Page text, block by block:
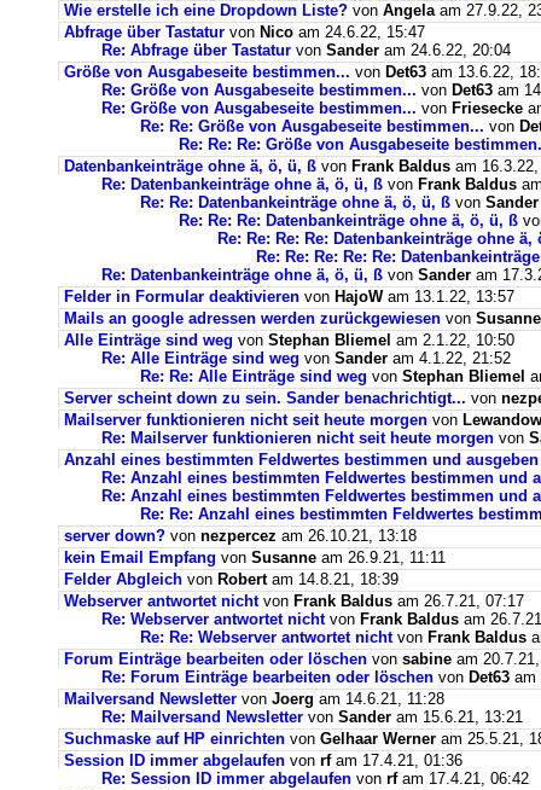
Wie erstelle ich eine Dropdown Liste? von Angela am 27.9.22,
Abfrage über Tastatur von Nico am 24.6.22, 15:47
Re: Abfrage über Tastatur von Sander am 24.6.22, 20:04
Größe von Ausgabeseite bestimmen... von Det63 am 13.6.22,
Re: Größe von Ausgabeseite bestimmen... von Det63 am
Re: Größe von Ausgabeseite bestimmen... von Friesecke
Re: Re: Größe von Ausgabeseite bestimmen... von
Re: Re: Re: Größe von Ausgabeseite
Datenbankeinträge ohne ä, ö, ü, ß von Frank Baldus am
Re: Datenbankeinträge ohne ä, ö, ü, ß von Frank Baldus
Re: Re: Datenbankeinträge ohne ä, ö, ü, ß von Sander
Re: Re: Re: Datenbankeinträge ohne ä, ö, ü, ß
Re: Re: Re: Re: Datenbankeinträge ohne ä,
Re: Re: Re: Re: Re:
Re: Datenbankeinträge ohne ä, ö, ü, ß von Sander am
Felder in Formular deaktivieren von HajoWam 13.1.22, 13:57
Mails an google adressen werden zurückgewiesen von Susanne
Alle Einträge sind weg von Stephan Bliemel am 2.1.22, 10:50
Re: Alle Einträge sind weg von Sander am 4.1.22, 21:52
Re: Re: Alle Einträge sind weg von Stephan Bliemel
Server scheint down zu sein. Sander benachrichtigt... von
Mailserver funktionieren nicht seit heute morgen von
Re: Mailserver funktionieren nicht seit heute morgen von
Anzahl eines bestimmten Feldwertes bestimmen und ausgeben
Re: Anzahl eines bestimmten Feldwertes bestimmen und
Re: Anzahl eines bestimmten Feldwertes bestimmen und
Re: Re: Anzahl eines bestimmten Feldwertes
server down? von nezpercez am 26.10.21, 13:18
kein Email Empfang von Susanne am 26.9.21, 11:11
Felder Abgleich von Robertam 14.8.21, 18:39
Webserver antwortet nichtvon Frank Baldus am 26.7.21, 07:17
Re: Webserver antwortet nichtvon Frank Baldus am
Re: Re: Webserver antwortet nichtvon Frank Baldus
Forum Einträge bearbeiten oder löschen von sabine am
Re: Forum Einträge bearbeiten oder löschen von Det63 am
Mailversand Newsletter von Joerg am 14.6.21, 11:28
Re: Mailversand Newsletter von Sander am 15.6.21, 13:21
Suchmaske auf HP einrichten von Gelhaar Werner am 25.5.21,
Session ID immer abgelaufen von rfam 17.4.21, 01:36
Re: Session ID immer abgelaufen von rfam 17.4.21, 06:42